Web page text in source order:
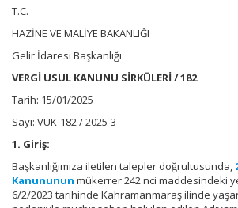
T.C.
HAZİNE VE MALİYE BAKANLIĞI
Gelir İdaresi Başkanlığı
VERGİ USUL KANUNU SİRKÜLERİ / 182
Tarih: 15/01/2025
Sayı: VUK-182 / 2025-3
1. Giriş:
Başkanlığımıza iletilen talepler doğrultusunda,
Kanununun mükerrer 242 nci maddesindeki
6/2/2023 tarihinde Kahramanmaraş ilinde